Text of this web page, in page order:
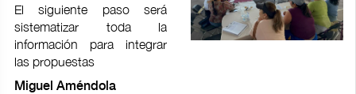
El siguiente paso será
sistematizar toda la
información para integrar
las propuestas
Miguel Améndola